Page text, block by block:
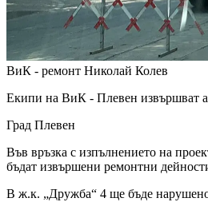
ВиК - ремонт Николай Колев
Екипи на ВиК - Плевен извършват
Град Плевен
Във връзка с изпълнението на
бъдат извършени ремонтни
В ж.к. „Дружба“ 4 ще бъде нарушено